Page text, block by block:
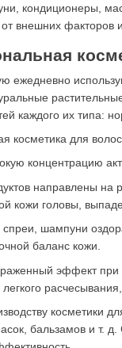
кондиционеры,
внешних факторов
ежедневно
каждого их типа:
косметика для
концентрацию
направлены на
кожи головы,
шампуни
баланс кожи.
эффект при
косметики
бальзамов и т. д.